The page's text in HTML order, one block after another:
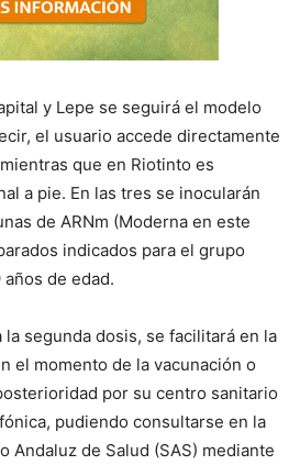
y Lepe se seguirá el modelo
el usuario accede directamente
que en Riotinto es
a pie. En las tres se inocularán
de ARNm (Moderna en este
indicados para el grupo
de edad.
la segunda dosis, se facilitará en la
el momento de la vacunación o
por su centro sanitario
pudiendo consultarse en la
Andaluz de Salud (SAS) mediante